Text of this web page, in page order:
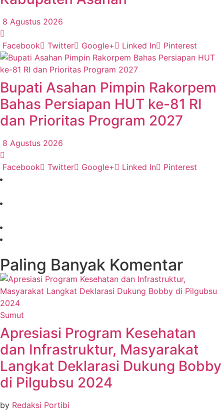
8 Agustus 2026
Facebook Twitter Google+ Linked In Pinterest
Bupati Asahan Pimpin Rakorpem
Bahas Persiapan HUT ke-81 RI
dan Prioritas Program 2027
8 Agustus 2026
Facebook Twitter Google+ Linked In Pinterest
Paling Banyak Komentar
Sumut
Apresiasi Program Kesehatan
dan Infrastruktur, Masyarakat
Langkat Deklarasi Dukung Bobby
di Pilgubsu 2024
by Redaksi Portibi